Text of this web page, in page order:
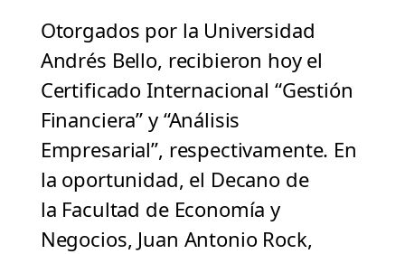
Otorgados por la Universidad
Andrés Bello, recibieron hoy el
Certificado Internacional “Gestión
Financiera” y “Análisis
Empresarial”, respectivamente. En
la oportunidad, el Decano de
la Facultad de Economía y
Negocios, Juan Antonio Rock,